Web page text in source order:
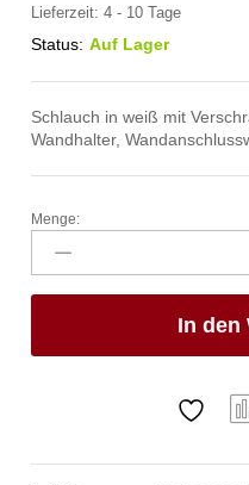
Lieferzeit:4 - 10 Tage
Status: Auf Lager
Schlauch in weiß mit
Wandhalter,
spa
Kneipp'sche
Garnitur
1/2"
20mm
Menge:
In den